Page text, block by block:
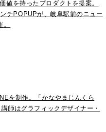
値を持ったプロダクトを提案。
チPOPUPが、岐阜駅前のニュー
を制作。「かなやまじんくら
師はグラフィックデザイナー・